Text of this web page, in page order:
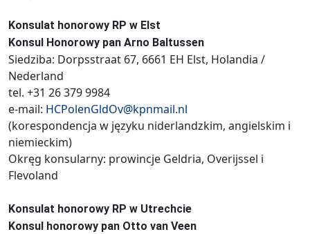
Konsulat honorowy RP w Elst
Konsul Honorowy pan Arno Baltussen
Siedziba: Dorpsstraat 67, 6661 EH Elst, Holandia /
Nederland
tel. +31 26 379 9984
e-mail: HCPolenGldOv@kpnmail.nl
(korespondencja w języku niderlandzkim, angielskim i
niemieckim)
Okręg konsularny: prowincje Geldria, Overijssel i
Flevoland
Konsulat honorowy RP w Utrechcie
Konsul honorowy pan Otto van Veen